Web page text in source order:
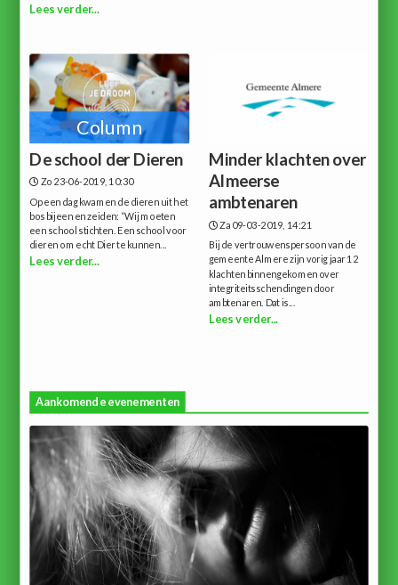
Lees verder...
Column
De school der Dieren
Zo 23-06-2019, 10:30
Op een dag kwamen de dieren uit het
bos bijeen en zeiden: “Wij moeten
een school stichten. Een school voor
dieren om echt Dier te kunnen...
Lees verder...
Minder klachten over
Almeerse
ambtenaren
Za 09-03-2019, 14:21
Bij de vertrouwenspersoon van de
gemeente Almere zijn vorig jaar 12
klachten binnengekomen over
integriteitsschendingen door
ambtenaren. Dat is...
Lees verder...
Aankomende evenementen